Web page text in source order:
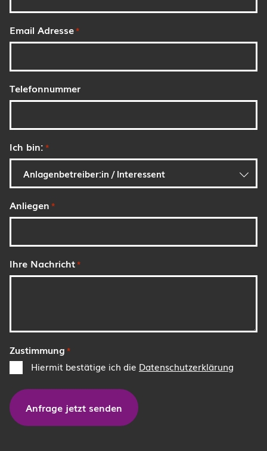
Email Adresse *
Telefonnummer
Ich bin: *
Anliegen *
Ihre Nachricht *
Zustimmung *
Hiermit bestätige ich die Datenschutzerklärung